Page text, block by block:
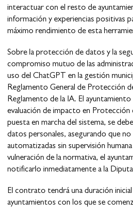
interactuar con el resto de
información y experiencias positivas
máximo rendimiento de esta
Sobre la protección de datos y la
compromiso mutuo de las
uso del ChatGPT en la gestión
Reglamento General de Protección
Reglamento de la IA. El ayuntamiento
evaluación de impacto en Protección
puesta en marcha del sistema, se
datos personales, asegurando que no
automatizadas sin supervisión
vulneración de la normativa, el
notificarlo inmediatamente a la
El contrato tendrá una duración
ayuntamientos con los que se